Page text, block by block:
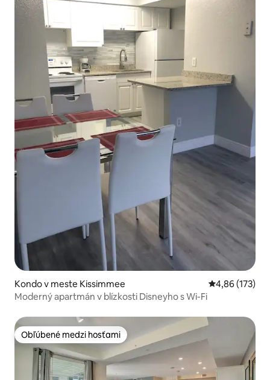
Kondo v meste Kissimmee Priemerné
4,86 (173)
Moderný apartmán v blízkosti Disneyho s Wi-Fi
Obľúbené medzi hosťami
Obľúbené medzi hosťami